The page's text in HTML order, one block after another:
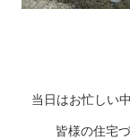
当日はお忙しい
皆様の住宅